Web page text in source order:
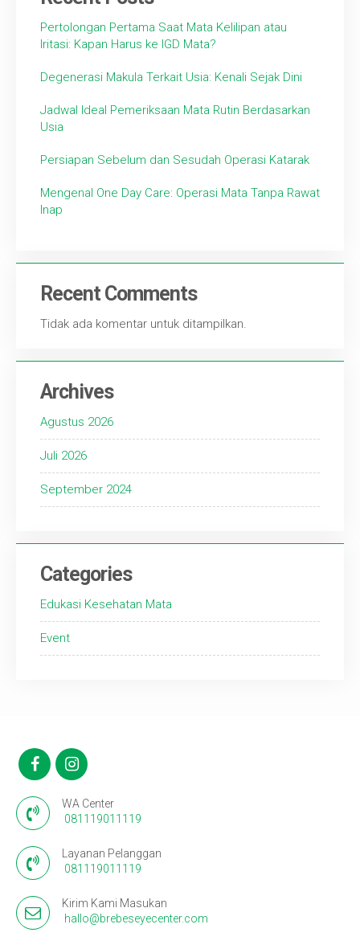
Pertolongan Pertama Saat Mata Kelilipan atau
Iritasi: Kapan Harus ke IGD Mata?
Degenerasi Makula Terkait Usia: Kenali Sejak Dini
Jadwal Ideal Pemeriksaan Mata Rutin Berdasarkan
Usia
Persiapan Sebelum dan Sesudah Operasi Katarak
Mengenal One Day Care: Operasi Mata Tanpa Rawat
Inap
Recent Comments
Tidak ada komentar untuk ditampilkan.
Archives
Agustus 2026
Juli 2026
September 2024
Categories
Edukasi Kesehatan Mata
Event
WA Center
081119011119
Layanan Pelanggan
081119011119
Kirim Kami Masukan
hallo@brebeseyecenter.com